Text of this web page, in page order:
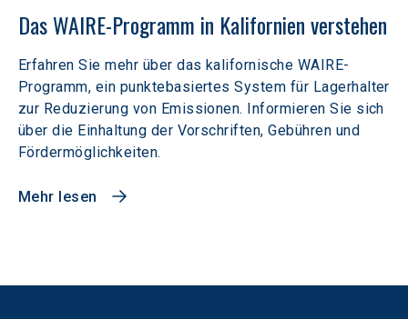
Das WAIRE-Programm in Kalifornien verstehen
Erfahren Sie mehr über das kalifornische WAIRE-
Programm, ein punktebasiertes System für Lagerhalter
zur Reduzierung von Emissionen. Informieren Sie sich
über die Einhaltung der Vorschriften, Gebühren und
Fördermöglichkeiten.
Mehr lesen